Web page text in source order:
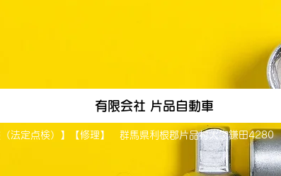
有限会社 片品自動車
（法定点検）】【修理】 群馬県利根郡片品村大字鎌田